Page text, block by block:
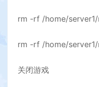
rm -rf /home/
rm -rf /home/
关闭游戏